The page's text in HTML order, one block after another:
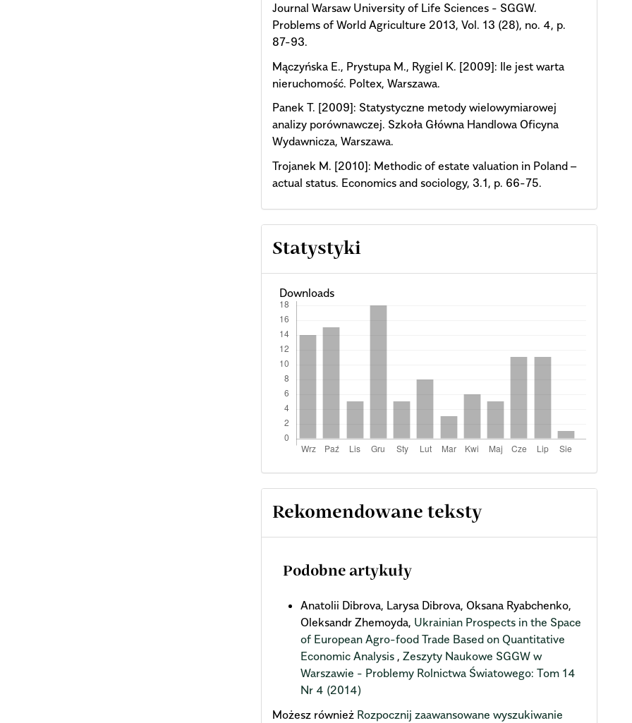
Journal Warsaw University of Life Sciences - SGGW.
Problems of World Agriculture 2013, Vol. 13 (28), no. 4, p.
87-93.
Mączyńska E., Prystupa M., Rygiel K. [2009]: Ile jest warta
nieruchomość. Poltex, Warszawa.
Panek T. [2009]: Statystyczne metody wielowymiarowej
analizy porównawczej. Szkoła Główna Handlowa Oficyna
Wydawnicza, Warszawa.
Trojanek M. [2010]: Methodic of estate valuation in Poland –
actual status. Economics and sociology, 3.1, p. 66-75.
Statystyki
Downloads
Rekomendowane teksty
Podobne artykuły
Anatolii Dibrova, Larysa Dibrova, Oksana Ryabchenko,
Oleksandr Zhemoyda, Ukrainian Prospects in the Space
of European Agro-food Trade Based on Quantitative
Economic Analysis,Zeszyty Naukowe SGGW w
Warszawie - Problemy Rolnictwa Światowego: Tom 14
Nr 4 (2014)
Możesz również Rozpocznij zaawansowane wyszukiwanie